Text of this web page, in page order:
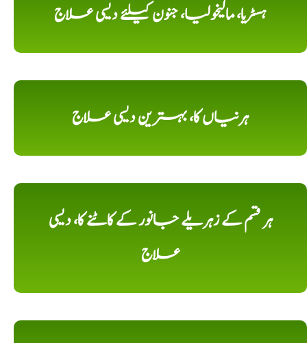
ہسٹریا، مالیخولیا، جنون کیلئے دیسی علاج
ہرنیاں کا، بہترین دیسی علاج
ہر قسم کے زہریلے جانور کے کاٹنے کا، دیسی
علاج